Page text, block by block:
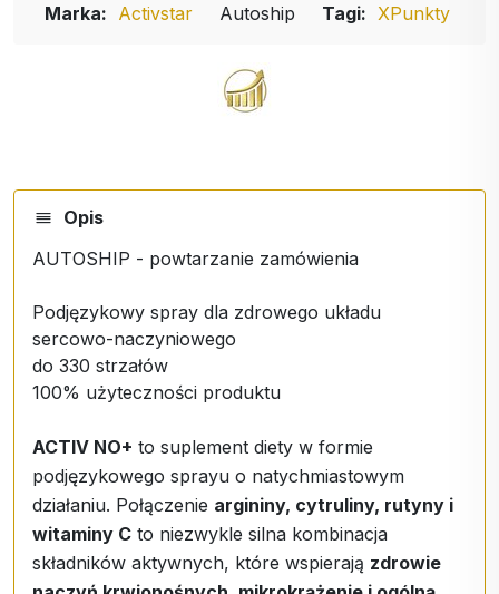
Marka: Activstar Autoship Tagi: XPunkty
Opis
AUTOSHIP - powtarzanie zamówienia
Podjęzykowy spray dla zdrowego układu
sercowo-naczyniowego
do 330 strzałów
100% użyteczności produktu
ACTIV NO+ to suplement diety w formie
podjęzykowego sprayu o natychmiastowym
działaniu. Połączenie argininy, cytruliny, rutyny i
witaminy C to niezwykle silna kombinacja
składników aktywnych, które wspierają zdrowie